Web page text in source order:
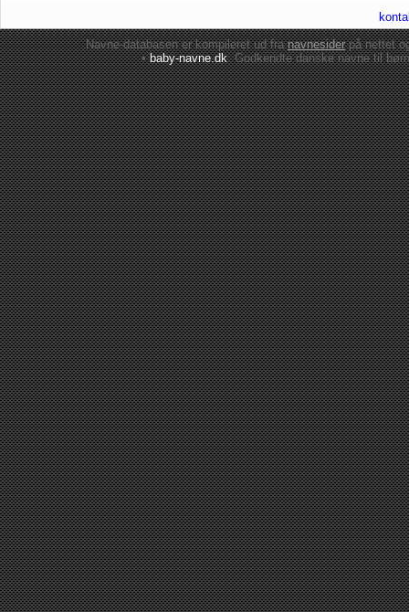
Navne-databasen er kompileret ud franavnesiderpå nettet
•baby-navne.dk: Godkendte danskenavne til børn